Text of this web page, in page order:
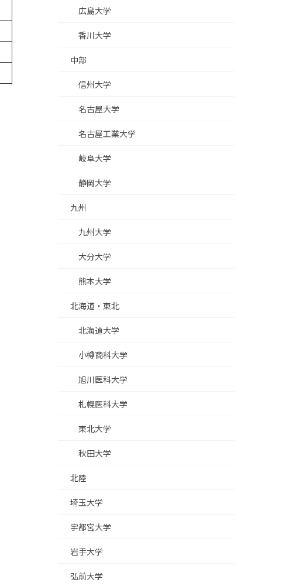
広島大学
香川大学
中部
信州大学
名古屋大学
名古屋工業大学
岐阜大学
静岡大学
九州
九州大学
大分大学
熊本大学
北海道・東北
北海道大学
小樽商科大学
旭川医科大学
札幌医科大学
東北大学
秋田大学
北陸
埼玉大学
宇都宮大学
岩手大学
弘前大学